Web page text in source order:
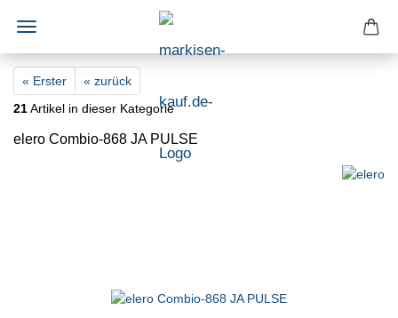
« Erster
« zurück
21Artikel in dieser Kategorie
elero Combio-868 JA PULSE